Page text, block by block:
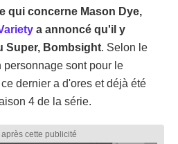
qui concerne Mason Dye,
a annoncé qu'il y
Super, Bombsight. Selon le
sont pour le
dernier a d'ores et déjà été
4 de la série.